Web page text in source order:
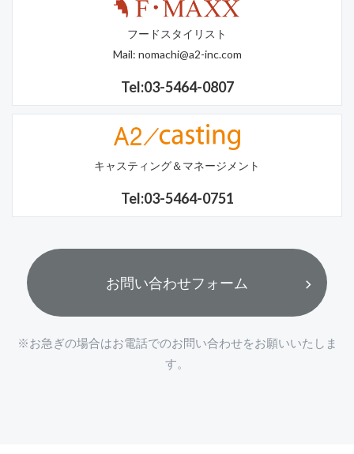
フードスタイリスト
Mail: nomachi@a2-inc.com
Tel:03-5464-0807
キャスティング＆マネージメント
Tel:03-5464-0751
お問い合わせフォーム
※お急ぎの場合はお電話でのお問い合わせをお願いいたしま
す。